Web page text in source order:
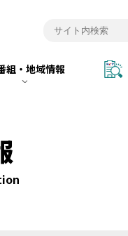
組・地域情報